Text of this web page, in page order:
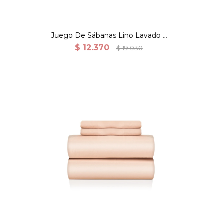
Juego De Sábanas Lino Lavado Y
Algodón Percal 165grs Queen -
$ 12.370 $ 19.030
Sábanas. Super Soft. 100%
Polyester. Full. Taupe